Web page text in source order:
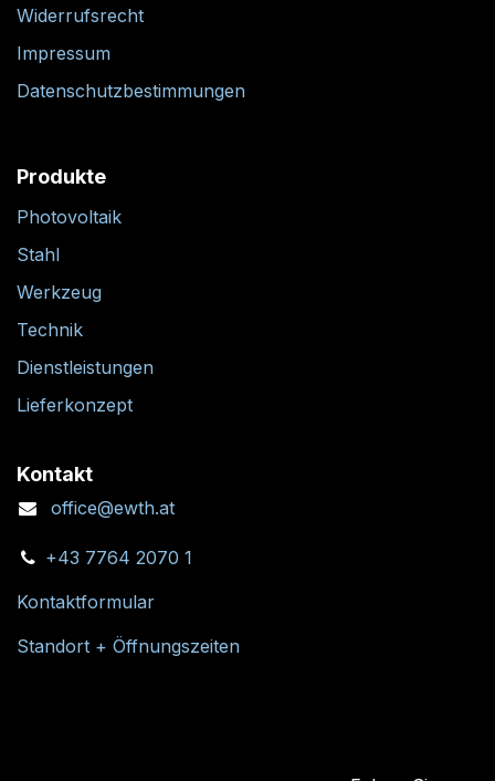
Widerrufsrecht
Impressum
Datenschutzbestimmungen
Produkte
Photovoltaik
Stahl
Werkzeug
Technik
Dienstleistungen
Lieferkonzept
Kontakt
office@ewth.at
+43 7764 2070 1
Kontaktformular
Standort + Öffnungszeiten